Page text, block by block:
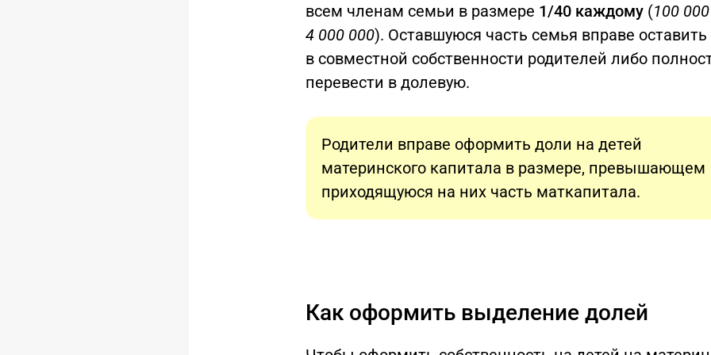
всем членам семьи в размере 1/40 каждому (100
4 000 000). Оставшуюся часть семья вправе оставить
в совместной собственности родителей либо
перевести в долевую.
Родители вправе оформить доли на детей
материнского капитала в размере, превышающем
приходящуюся на них часть маткапитала.
Как оформить выделение долей